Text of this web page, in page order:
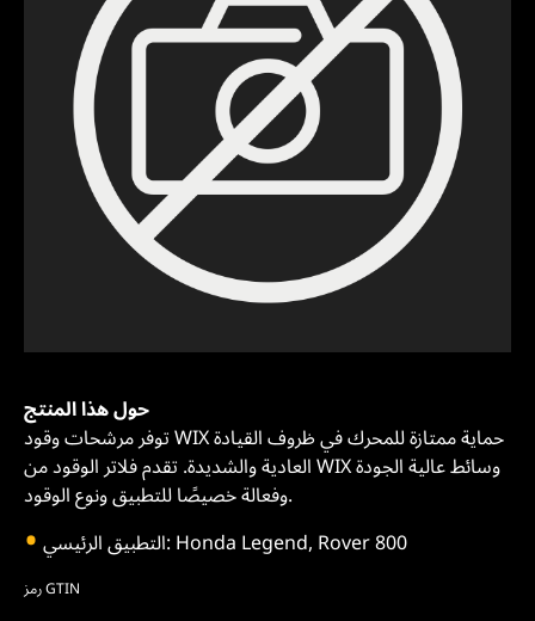
حول هذا المنتج
توفر مرشحات وقود WIX حماية ممتازة للمحرك في ظروف القيادة
العادية والشديدة. تقدم فلاتر الوقود من WIX وسائط عالية الجودة
وفعالة خصيصًا للتطبيق ونوع الوقود.
التطبيق الرئيسي: Honda Legend, Rover 800
رمز GTIN